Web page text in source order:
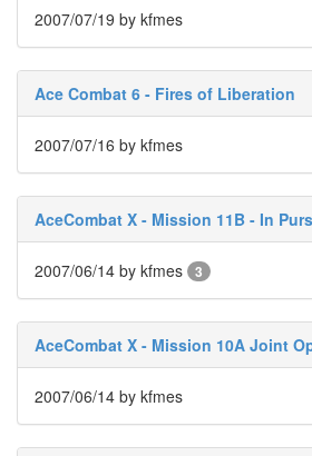
2007/07/19 by kfmes
Ace Combat 6 - Fires of Liberation
2007/07/16 by kfmes
AceCombat X - Mission 11B - In
2007/06/14 by kfmes 3
AceCombat X - Mission 10A Joint
2007/06/14 by kfmes
Java
테
모
델
기
차
PSP
Linux
90D